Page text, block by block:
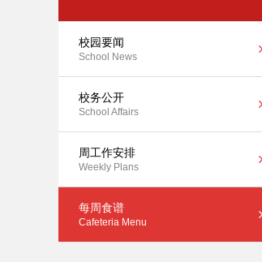
校园要闻
School News
校务公开
School Affairs
周工作安排
Weekly Plans
每周食谱
Cafeteria Menu